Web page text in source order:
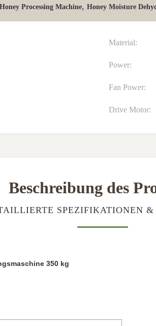
Processing Machine, Honey Moisture
Material:
Power:
Fan Power:
Drive Motor:
Beschreibung des
SPEZIFIKATIONEN
350 kg